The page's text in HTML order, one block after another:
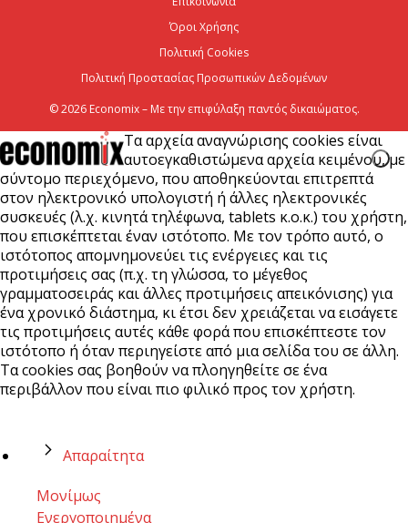
Όροι Χρήσης
Πολιτική Cookies
Πολιτική Προστασίας Προσωπικών Δεδομένων
© 2026 Economix – Με την επιφύλαξη παντός δικαιώματος.
Τα αρχεία αναγνώρισης cookies είναι
αυτοεγκαθιστώμενα αρχεία κειμένου, με
σύντομο περιεχόμενο, που αποθηκεύονται επιτρεπτά
στον ηλεκτρονικό υπολογιστή ή άλλες ηλεκτρονικές
συσκευές (λ.χ. κινητά τηλέφωνα, tablets κ.ο.κ.) του χρήστη,
που επισκέπτεται έναν ιστότοπο. Με τον τρόπο αυτό, ο
ιστότοπος απομνημονεύει τις ενέργειες και τις
προτιμήσεις σας (π.χ. τη γλώσσα, το μέγεθος
γραμματοσειράς και άλλες προτιμήσεις απεικόνισης) για
ένα χρονικό διάστημα, κι έτσι δεν χρειάζεται να εισάγετε
τις προτιμήσεις αυτές κάθε φορά που επισκέπτεστε τον
ιστότοπο ή όταν περιηγείστε από μια σελίδα του σε άλλη.
Τα cookies σας βοηθούν να πλοηγηθείτε σε ένα
περιβάλλον που είναι πιο φιλικό προς τον χρήστη.
Απαραίτητα
Μονίμως
Ενεργοποιημένα